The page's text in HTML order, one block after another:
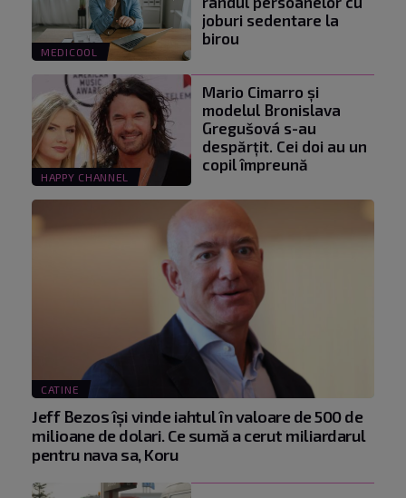
MEDICOOL
joburi sedentare la
birou
HAPPY CHANNEL
Mario Cimarro și
modelul Bronislava
Gregušová s-au
despărțit. Cei doi au un
copil împreună
CATINE
Jeff Bezos își vinde iahtul în valoare de 500 de
milioane de dolari. Ce sumă a cerut miliardarul
pentru nava sa, Koru